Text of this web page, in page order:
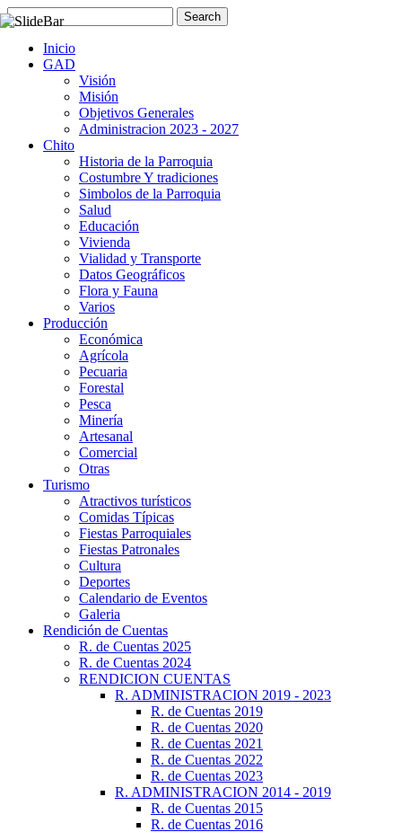
Inicio
GAD
Visión
Misión
Objetivos Generales
Administracion 2023 - 2027
Chito
Historia de la Parroquia
Costumbre Y tradiciones
Simbolos de la Parroquia
Salud
Educación
Vivienda
Vialidad y Transporte
Datos Geográficos
Flora y Fauna
Varios
Producción
Económica
Agrícola
Pecuaria
Forestal
Pesca
Minería
Artesanal
Comercial
Otras
Turismo
Atractivos turísticos
Comidas Típicas
Fiestas Parroquiales
Fiestas Patronales
Cultura
Deportes
Calendario de Eventos
Galeria
Rendición de Cuentas
R. de Cuentas 2025
R. de Cuentas 2024
RENDICION CUENTAS
R. ADMINISTRACION 2019 - 2023
R. de Cuentas 2019
R. de Cuentas 2020
R. de Cuentas 2021
R. de Cuentas 2022
R. de Cuentas 2023
R. ADMINISTRACION 2014 - 2019
R. de Cuentas 2015
R. de Cuentas 2016